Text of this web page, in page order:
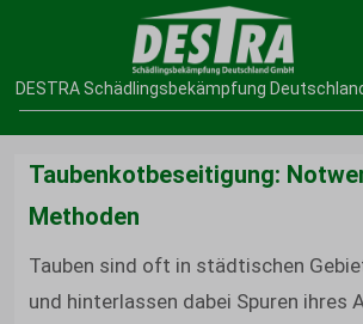
DESTRA Schädlingsbekämpfung
Taubenkotbeseitigung:
Methoden
Tauben sind oft in städtischen
und hinterlassen dabei Spuren ihres